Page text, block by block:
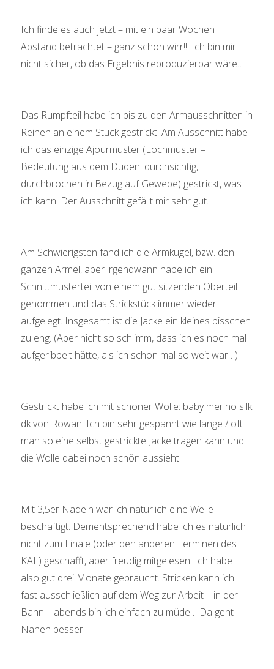
Ich finde es auch jetzt – mit ein paar Wochen
Abstand betrachtet – ganz schön wirr!!! Ich bin mir
nicht sicher, ob das Ergebnis reproduzierbar wäre…
Das Rumpfteil habe ich bis zu den Armausschnitten in
Reihen an einem Stück gestrickt. Am Ausschnitt habe
ich das einzige Ajourmuster (Lochmuster –
Bedeutung aus dem Duden: durchsichtig,
durchbrochen in Bezug auf Gewebe) gestrickt, was
ich kann. Der Ausschnitt gefällt mir sehr gut.
Am Schwierigsten fand ich die Armkugel, bzw. den
ganzen Ärmel, aber irgendwann habe ich ein
Schnittmusterteil von einem gut sitzenden Oberteil
genommen und das Strickstück immer wieder
aufgelegt. Insgesamt ist die Jacke ein kleines bisschen
zu eng. (Aber nicht so schlimm, dass ich es noch mal
aufgeribbelt hätte, als ich schon mal so weit war…)
Gestrickt habe ich mit schöner Wolle: baby merino silk
dk von Rowan. Ich bin sehr gespannt wie lange / oft
man so eine selbst gestrickte Jacke tragen kann und
die Wolle dabei noch schön aussieht.
Mit 3,5er Nadeln war ich natürlich eine Weile
beschäftigt. Dementsprechend habe ich es natürlich
nicht zum Finale (oder den anderen Terminen des
KAL) geschafft, aber freudig mitgelesen! Ich habe
also gut drei Monate gebraucht. Stricken kann ich
fast ausschließlich auf dem Weg zur Arbeit – in der
Bahn – abends bin ich einfach zu müde… Da geht
Nähen besser!